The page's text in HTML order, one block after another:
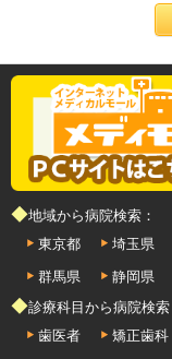
◆地域から病院検索：
東京都
埼玉県
群馬県
静岡県
◆診療科目から病院検索
歯医者
矯正歯科